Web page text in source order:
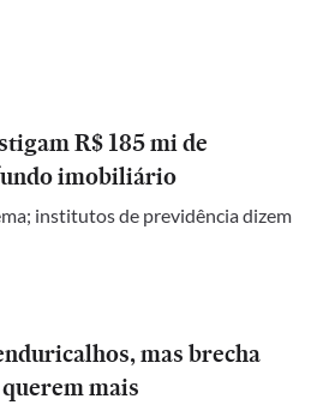
R$ 185 mi de
imobiliário
institutos de previdência dizem
mas brecha
mais